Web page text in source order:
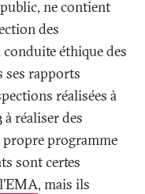
ne contient
des
conduite éthique des
ses rapports
réalisées à
à réaliser des
propre programme
sont certes
, mais ils